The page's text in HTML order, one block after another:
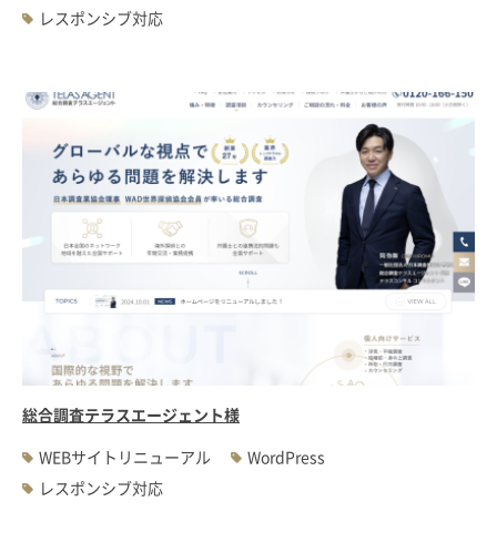
レスポンシブ対応
総合調査テラスエージェント様
WEBサイトリニューアル
WordPress
レスポンシブ対応